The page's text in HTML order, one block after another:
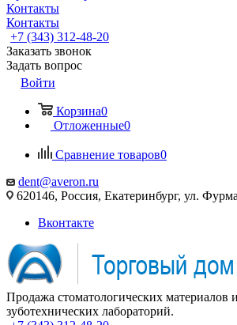
Контакты
Контакты
+7 (343) 312-48-20
Заказать звонок
Задать вопрос
Войти
Корзина0
Отложенные0
Сравнение товаров0
dent@averon.ru
620146, Россия, Екатеринбург, ул.
Вконтакте
Продажа стоматологических материалов
зуботехнических лабораторий.